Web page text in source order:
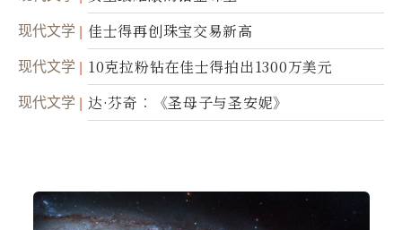
现代文学 佳士得再创珠宝交易新高
现代文学 10克拉粉钻在佳士得拍出1300万美元
现代文学 达·芬奇︰《圣母子与圣安妮》